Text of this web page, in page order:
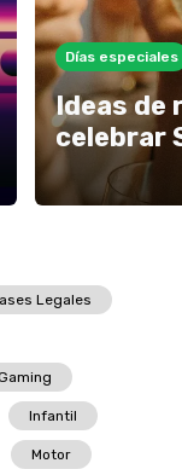
Días especiales
Ideas de
celebrar
Legales
Infantil
Motor